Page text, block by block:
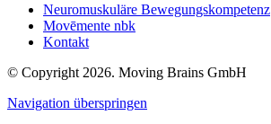
Neuromuskuläre Bewegungskompetenz
Movēmente nbk
Kontakt
© Copyright 2026. Moving Brains GmbH
Navigation überspringen